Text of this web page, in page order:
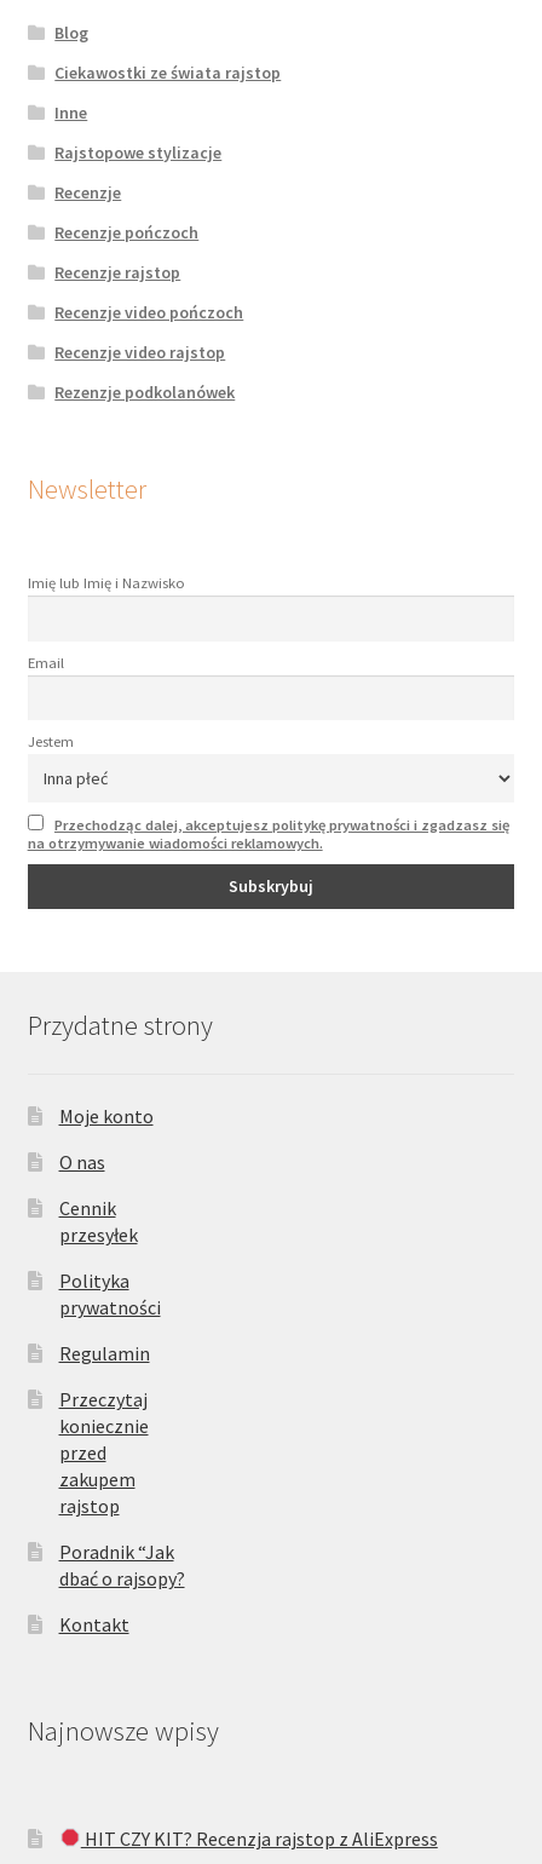
Blog
Ciekawostki ze świata rajstop
Inne
Rajstopowe stylizacje
Recenzje
Recenzje pończoch
Recenzje rajstop
Recenzje video pończoch
Recenzje video rajstop
Rezenzje podkolanówek
Newsletter
Imię lub Imię i Nazwisko
Email
Jestem
Przechodząc dalej, akceptujesz politykę prywatności i zgadzasz się
na otrzymywanie wiadomości reklamowych.
Przydatne strony
Moje konto
O nas
Cennik
przesyłek
Polityka
prywatności
Regulamin
Przeczytaj
koniecznie
przed
zakupem
rajstop
Poradnik “Jak
dbać o rajsopy?
Kontakt
Najnowsze wpisy
HIT CZY KIT? Recenzja rajstop z AliExpress